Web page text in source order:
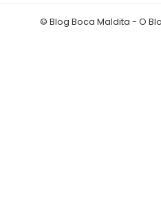
© Blog Boca Maldita - O